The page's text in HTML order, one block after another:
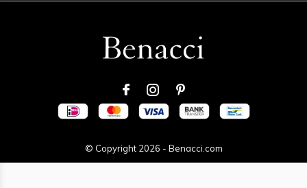
© Copyright 2026 - Benacci.com